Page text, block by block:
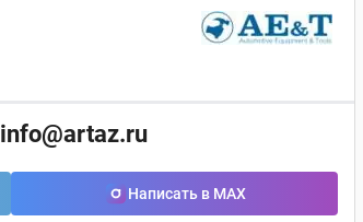
info@artaz.ru
Написать в MAX